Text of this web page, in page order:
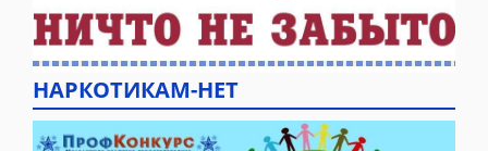
НАРКОТИКАМ-НЕТ